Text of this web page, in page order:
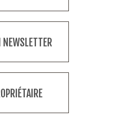
NEWSLETTER